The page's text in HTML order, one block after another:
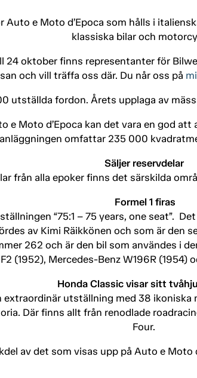
e Moto d’Epoca som hålls i
klassiska bilar och
24 oktober finns representanter för
och vill träffa oss där. Du når oss på
utställda fordon. Årets upplaga av
e Moto d’Epoca kan det vara en god
omfattar 235 000
Säljer reservdelar
från alla epoker finns det särskilda
Formel 1 firas
“75:1 – 75 years, one seat”.
av Kimi Räikkönen och som är den
262 och är den bil som användes i
(1952), Mercedes-Benz W196R (1954)
Honda Classic visar sitt
extraordinär utställning med 38
Där finns allt från renodlade
Four.
av det som visas upp på Auto e Moto